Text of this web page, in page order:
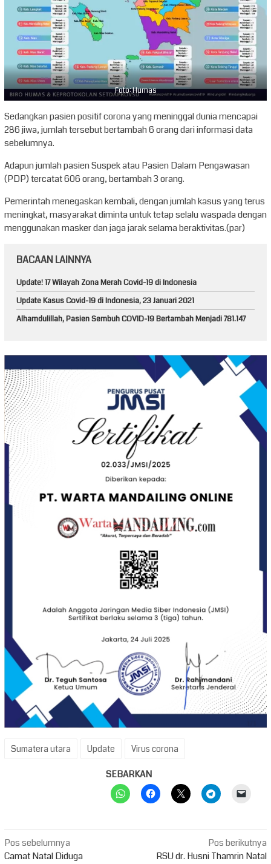
Foto: Humas
Sedangkan pasien positif corona yang meninggal dunia mencapai
286 jiwa, jumlah tersebut bertambah 6 orang dari informasi data
sebelumnya.
Adapun jumlah pasien Suspek atau Pasien Dalam Pengawasan
(PDP) tercatat 606 orang, bertambah 3 orang.
Pemerintah menegaskan kembali, dengan jumlah kasus yang terus
meningkat, masyarakat diminta untuk tetap selalu waspada dengan
menggunakan masker dan jaga jarak selama beraktivitas.(par)
BACAAN LAINNYA
Update! 17 Wilayah Zona Merah Covid-19 di Indonesia
Update Kasus Covid-19 di Indonesia, 23 Januari 2021
Alhamdulillah, Pasien Sembuh COVID-19 Bertambah Menjadi 781.147
Sumatera utara Update Virus corona
SEBARKAN
Navigasi
Pos sebelumnya
Camat Natal Diduga
Pos berikutnya
RSU dr. Husni Thamrin Natal